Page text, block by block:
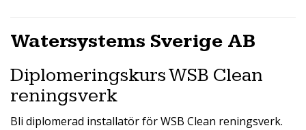
Watersystems Sverige AB
Diplomeringskurs WSB Clean
reningsverk
Bli diplomerad installatör för WSB Clean reningsverk.